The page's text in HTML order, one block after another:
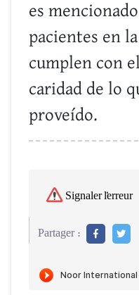
es
pacientes en
cumplen con
caridad de lo
proveído.
Signaler l'erreur
Partager :